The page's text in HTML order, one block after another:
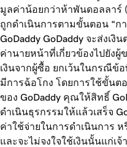
มูลค่าน้อยกว่าห้าพันดอลลาร์
ถูกดำเนินการตามขั้นตอน “ก
GoDaddy GoDaddy จะส่งเ
ค่านายหน้าที่เกี่ยวข้องไปยัง
เงินจากผู้ซื้อ ยกเว้นในกรณีข้
มีการฉ้อโกง โดยการใช้ขั้นต
ของ GoDaddy คุณให้สิทธิ์
ดำเนินธุรกรรมให้แล้วเสร็จ
ค่าใช้จ่ายในการดำเนินการ
และจะไม่จงใจใช้เงินนั้นแก่เ